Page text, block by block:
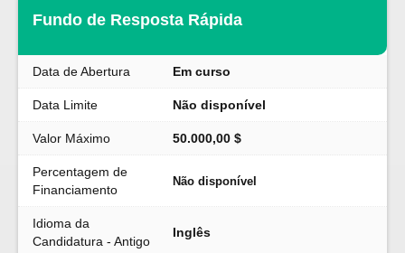
Fundo de Resposta Rápida
Data de Abertura Em curso
Data Limite Não disponível
Valor Máximo 50.000,00 $
Percentagem de
Financiamento
Não disponível
Idioma da
Candidatura - Antigo
Inglês